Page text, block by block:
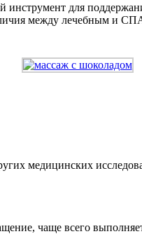
для
между лечебным и
медицинских
чаще всего